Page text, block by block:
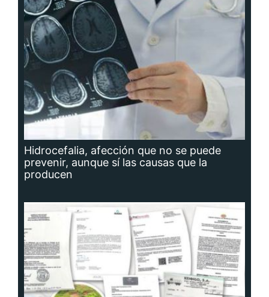
Hidrocefalia, afección que no se puede
prevenir, aunque sí las causas que la
producen